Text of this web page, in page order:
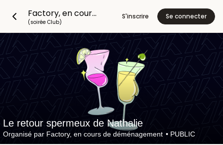
Factory, en cours de déménagement
(soirée Club)
S'inscrire Se connecter
Le retour spermeux de Nathalie
Organisé par Factory, en cours de déménagement • PUBLIC